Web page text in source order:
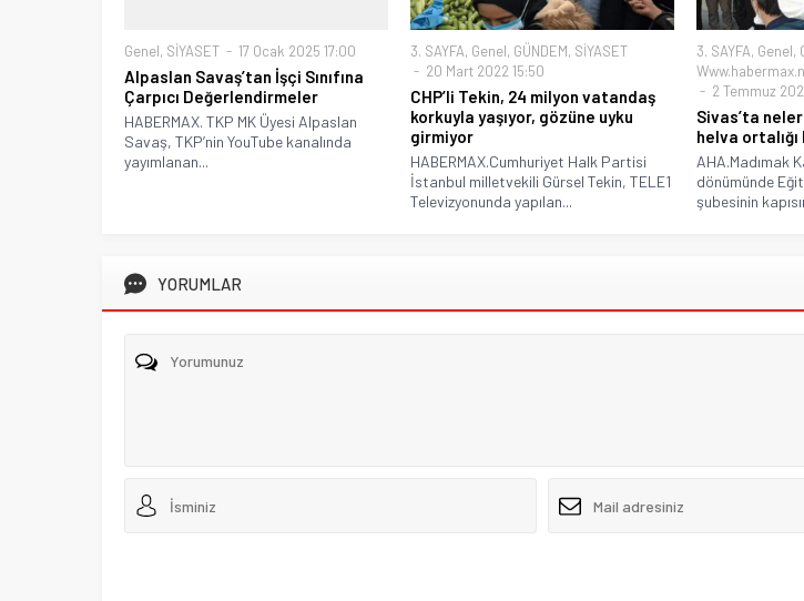
Genel, SİYASET 17 Ocak 2025 17:00
Alpaslan Savaş’tan İşçi Sınıfına
Çarpıcı Değerlendirmeler
HABERMAX. TKP MK Üyesi Alpaslan
Savaş, TKP’nin YouTube kanalında
yayımlanan...
3. SAYFA, Genel, GÜNDEM, SİYASET
20 Mart 2022 15:50
CHP’li Tekin, 24 milyon vatandaş
korkuyla yaşıyor, gözüne uyku
girmiyor
HABERMAX.Cumhuriyet Halk Partisi
İstanbul milletvekili Gürsel Tekin, TELE1
Televizyonunda yapılan...
3. SAYFA, Genel,
2 Temmuz
Sivas’ta
helva ortalığı
AHA.Madımak
dönümünde
şubesinin
YORUMLAR